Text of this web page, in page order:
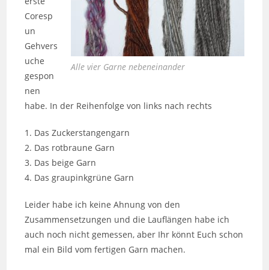
Alle vier Garne nebeneinander
Coresp
un
Gehvers
uche
gespon
nen
habe. In der Reihenfolge von links nach rechts
1. Das Zuckerstangengarn
2. Das rotbraune Garn
3. Das beige Garn
4. Das graupinkgrüne Garn
Leider habe ich keine Ahnung von den
Zusammensetzungen und die Lauflängen habe ich
auch noch nicht gemessen, aber Ihr könnt Euch schon
mal ein Bild vom fertigen Garn machen.